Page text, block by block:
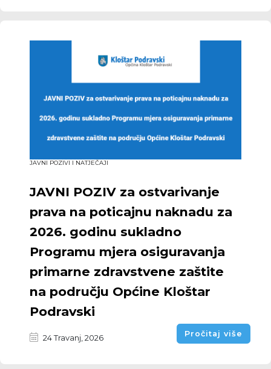
JAVNI POZIVI I NATJEČAJI
JAVNI POZIV za ostvarivanje
prava na poticajnu naknadu za
2026. godinu sukladno
Programu mjera osiguravanja
primarne zdravstvene zaštite
na području Općine Kloštar
Podravski
24 Travanj, 2026 Pročitaj više